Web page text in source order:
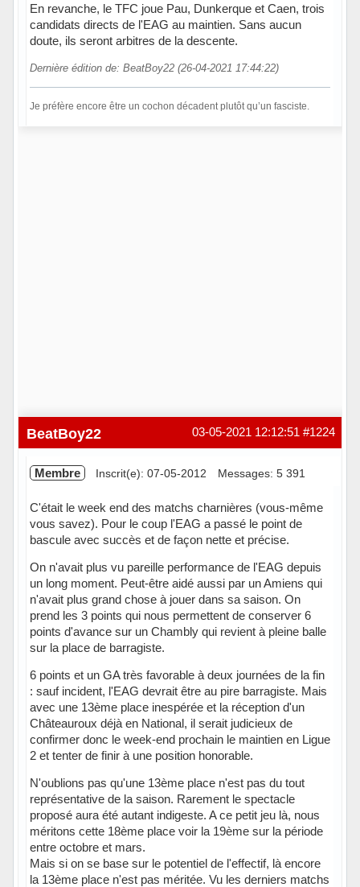
En revanche, le TFC joue Pau, Dunkerque et Caen, trois
candidats directs de l'EAG au maintien. Sans aucun
doute, ils seront arbitres de la descente.
Dernière édition de: BeatBoy22 (26-04-2021 17:44:22)
Je préfère encore être un cochon décadent plutôt qu’un fasciste.
#1224
03-05-2021 12:12:51
BeatBoy22
Membre Inscrit(e): 07-05-2012 Messages: 5 391
C'était le week end des matchs charnières (vous-même
vous savez). Pour le coup l'EAG a passé le point de
bascule avec succès et de façon nette et précise.
On n'avait plus vu pareille performance de l'EAG depuis
un long moment. Peut-être aidé aussi par un Amiens qui
n'avait plus grand chose à jouer dans sa saison. On
prend les 3 points qui nous permettent de conserver 6
points d'avance sur un Chambly qui revient à pleine balle
sur la place de barragiste.
6 points et un GA très favorable à deux journées de la fin
: sauf incident, l'EAG devrait être au pire barragiste. Mais
avec une 13ème place inespérée et la réception d'un
Châteauroux déjà en National, il serait judicieux de
confirmer donc le week-end prochain le maintien en Ligue
2 et tenter de finir à une position honorable.
N'oublions pas qu'une 13ème place n'est pas du tout
représentative de la saison. Rarement le spectacle
proposé aura été autant indigeste. A ce petit jeu là, nous
méritons cette 18ème place voir la 19ème sur la période
entre octobre et mars.
Mais si on se base sur le potentiel de l'effectif, là encore
la 13ème place n'est pas méritée. Vu les derniers matchs